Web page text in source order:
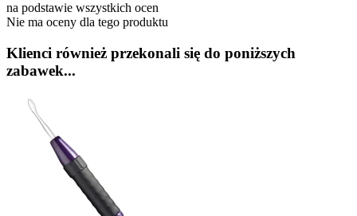
na podstawie wszystkich ocen
Nie ma oceny dla tego produktu
Klienci również przekonali się do poniższych
zabawek...